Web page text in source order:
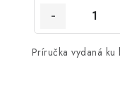
Príručka vydaná